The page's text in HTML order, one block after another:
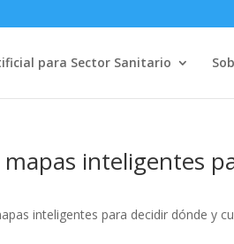
para Sector Sanitario
inteligentes
inteligentes para decidir dónde y